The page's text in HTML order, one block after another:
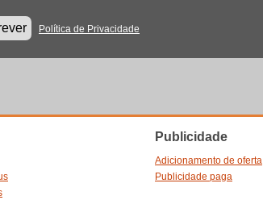
Política de Privacidade
Publicidade
Adicionamento de oferta
Publicidade paga